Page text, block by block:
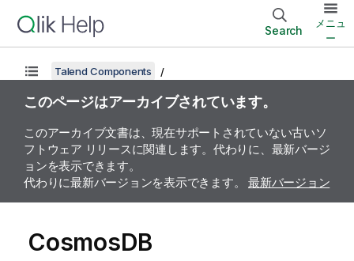
Search
メニュ
ー
Talend Components
このページはアーカイブされています。
このアーカイブ文書は、現在サポートされていない古いソ
フトウェア リリースに関連します。代わりに、最新バージ
ョンを表示できます。
代わりに最新バージョンを表示できます。 最新バージョン
CosmosDB